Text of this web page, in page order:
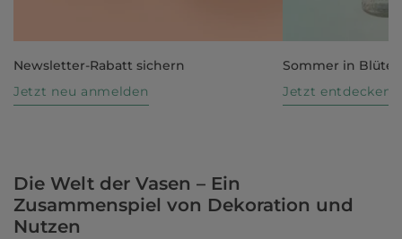
Newsletter-Rabatt sichern
Jetzt neu anmelden
Sommer in Blüte
Jetzt entdecken
Die Welt der Vasen – Ein
Zusammenspiel von Dekoration und
Nutzen